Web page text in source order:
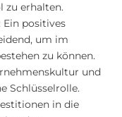
zu erhalten.
Ein positives
um im
zu können.
und
Schlüsselrolle.
in die